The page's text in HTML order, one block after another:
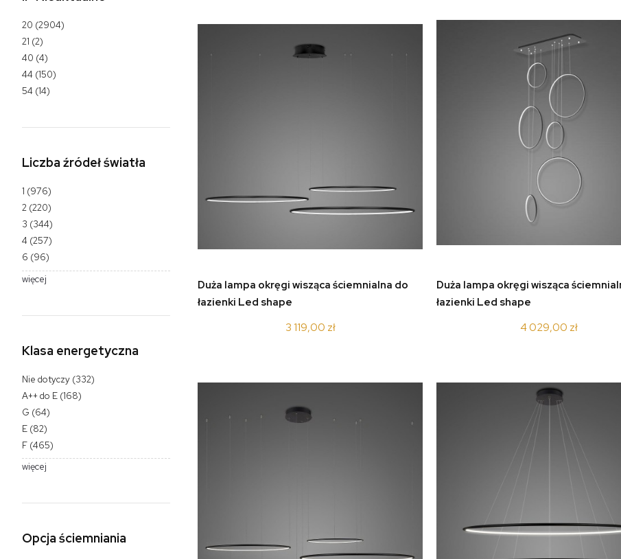
20 (2904)
21 (2)
40 (4)
44 (150)
54 (14)
Liczba źródeł światła
1 (976)
2 (220)
3 (344)
4 (257)
6 (96)
więcej
Klasa energetyczna
Nie dotyczy (332)
A++ do E (168)
G (64)
E (82)
F (465)
więcej
Opcja ściemniania
do koszyka
Duża lampa okręgi wisząca ściemnialna do
łazienki Led shape
3 119,00 zł
do koszyka
Duża lampa okręgi wisząca
łazienki Led shape
4 029,00 zł